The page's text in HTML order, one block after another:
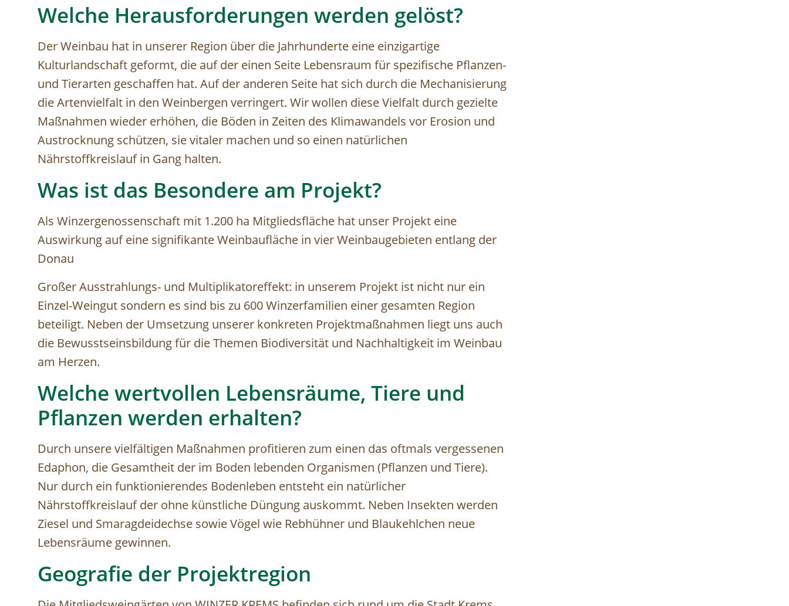
Welche Herausforderungen werden gelöst?
Der Weinbau hat in unserer Region über die Jahrhunderte eine einzigartige
Kulturlandschaft geformt, die auf der einen Seite Lebensraum für spezifische Pflanzen-
und Tierarten geschaffen hat. Auf der anderen Seite hat sich durch die Mechanisierung
die Artenvielfalt in den Weinbergen verringert. Wir wollen diese Vielfalt durch gezielte
Maßnahmen wieder erhöhen, die Böden in Zeiten des Klimawandels vor Erosion und
Austrocknung schützen, sie vitaler machen und so einen natürlichen
Nährstoffkreislauf in Gang halten.
Was ist das Besondere am Projekt?
Als Winzergenossenschaft mit 1.200 ha Mitgliedsfläche hat unser Projekt eine
Auswirkung auf eine signifikante Weinbaufläche in vier Weinbaugebieten entlang der
Donau
Großer Ausstrahlungs- und Multiplikatoreffekt: in unserem Projekt ist nicht nur ein
Einzel-Weingut sondern es sind bis zu 600 Winzerfamilien einer gesamten Region
beteiligt. Neben der Umsetzung unserer konkreten Projektmaßnahmen liegt uns auch
die Bewusstseinsbildung für die Themen Biodiversität und Nachhaltigkeit im Weinbau
am Herzen.
Welche wertvollen Lebensräume, Tiere und
Pflanzen werden erhalten?
Durch unsere vielfältigen Maßnahmen profitieren zum einen das oftmals vergessenen
Edaphon, die Gesamtheit der im Boden lebenden Organismen (Pflanzen und Tiere).
Nur durch ein funktionierendes Bodenleben entsteht ein natürlicher
Nährstoffkreislauf der ohne künstliche Düngung auskommt. Neben Insekten werden
Ziesel und Smaragdeidechse sowie Vögel wie Rebhühner und Blaukehlchen neue
Lebensräume gewinnen.
Geografie der Projektregion